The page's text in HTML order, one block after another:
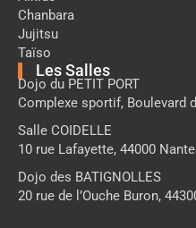
Chanbara
Jujitsu
Taïso
Les Salles
Dojo du PETIT PORT
Complexe sportif, Boulevard
Salle COIDELLE
10 rue Lafayette, 44000
Dojo des BATIGNOLLES
20 rue de l’Ouche Buron,